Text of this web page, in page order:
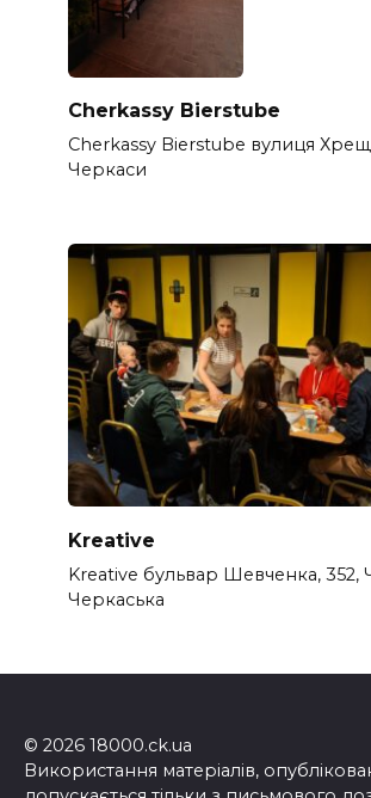
Cherkassy Bierstube
Cherkassy Bierstube вулиця
Черкаси
Kreative
Kreative бульвар Шевченка, 352,
Черкаська
© 2026 18000.ck.ua
Використання матеріалів,